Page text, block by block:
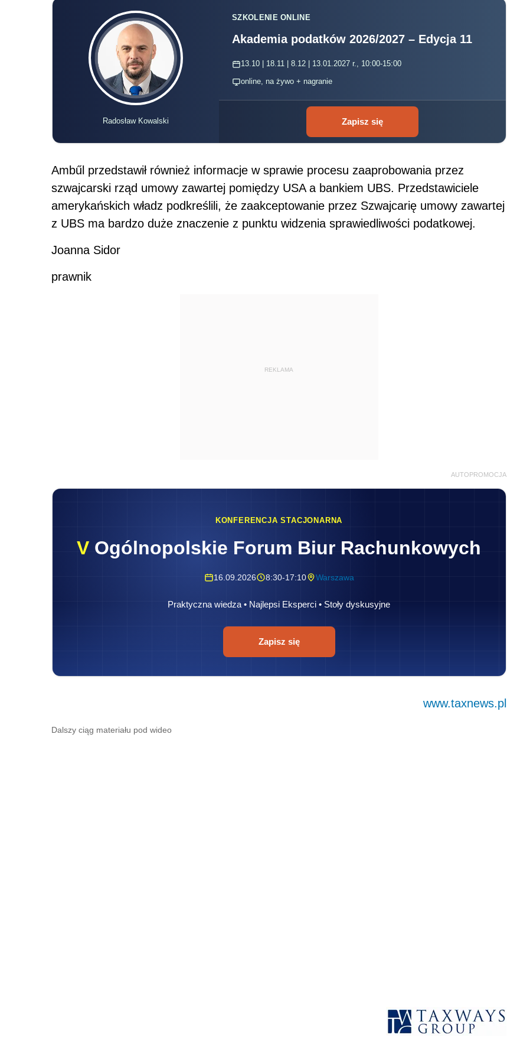
Radosław Kowalski
SZKOLENIE ONLINE
Akademia podatków 2026/2027 – Edycja 11
13.10 | 18.11 | 8.12 | 13.01.2027 r., 10:00-15:00
online, na żywo + nagranie
Zapisz się
Ambűl przedstawił również informacje w sprawie procesu zaaprobowania przez
szwajcarski rząd umowy zawartej pomiędzy USA a bankiem UBS. Przedstawiciele
amerykańskich władz podkreślili, że zaakceptowanie przez Szwajcarię umowy zawartej
z UBS ma bardzo duże znaczenie z punktu widzenia sprawiedliwości podatkowej.
Joanna Sidor
prawnik
REKLAMA
AUTOPROMOCJA
KONFERENCJA STACJONARNA
V Ogólnopolskie Forum Biur Rachunkowych
16.09.2026 8:30-17:10 Warszawa
Praktyczna wiedza • Najlepsi Eksperci • Stoły dyskusyjne
Zapisz się
www.taxnews.pl
Dalszy ciąg materiału pod wideo